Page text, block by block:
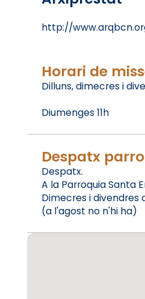
http://
Horari de
Dilluns, dimecres i
Diumenges 11h
Despatx
Despatx.
A la Parroquia Santa
Dimecres i divendres
(a l'agost no n'hi ha)